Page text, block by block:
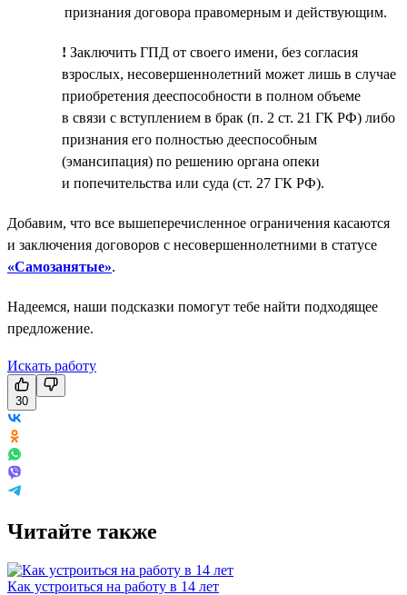
признания договора правомерным и действующим.
! Заключить ГПД от своего имени, без согласия
взрослых, несовершеннолетний может лишь в случае
приобретения дееспособности в полном объеме
в связи с вступлением в брак (п. 2 ст. 21 ГК РФ) либо
признания его полностью дееспособным
(эмансипация) по решению органа опеки
и попечительства или суда (ст. 27 ГК РФ).
Добавим, что все вышеперечисленное ограничения касаются
и заключения договоров с несовершеннолетними в статусе
«Самозанятые».
Надеемся, наши подсказки помогут тебе найти подходящее
предложение.
Искать работу
30
Читайте также
Как устроиться на работу в 14 лет